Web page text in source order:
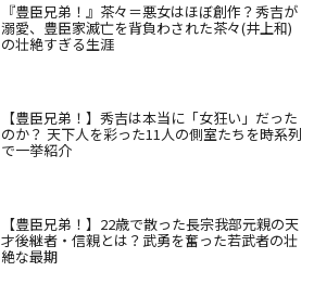
『豊臣兄弟！』茶々＝悪女はほぼ創作？秀吉が
溺愛、豊臣家滅亡を背負わされた茶々(井上和)
の壮絶すぎる生涯
【豊臣兄弟！】秀吉は本当に「女狂い」だった
のか？ 天下人を彩った11人の側室たちを時系列
で一挙紹介
【豊臣兄弟！】22歳で散った長宗我部元親の天
才後継者・信親とは？武勇を奮った若武者の壮
絶な最期